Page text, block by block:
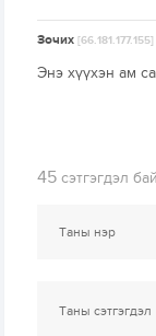
Зочих[66.181.177.155]
Энэ хүүхэн ам
45 сэтгэгдэл